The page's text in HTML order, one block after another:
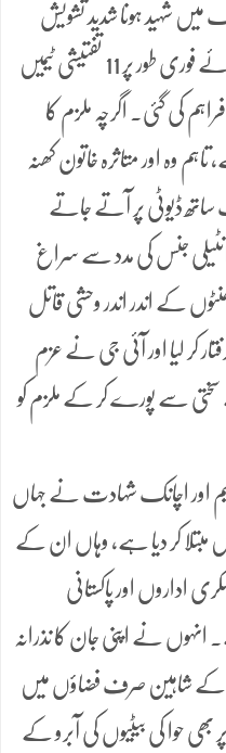
شہید ہونا شدید تشویش
ناک تھا۔ واقعے کی سنگینی کو دیکھتے ہوئے فوری طور پر 11 تفتیشی ٹیمیں
کی گئی۔ اگرچہ ملزم کا
وہ اور متاثرہ خاتون کھنہ
ڈیوٹی پر آتے جاتے
جنس کی مدد سے سراغ
ہوئے، واقعے کے محض 9 گھنٹوں کے اندر اندر وحشی قاتل
کر لیا اور آئی جی نے عزم
سختی سے پورے کر کے ملزم کو
اور اچانک شہادت نے جہاں
مبتلا کر دیا ہے، وہاں ان کے
اداروں اور پاکستانی
انہوں نے اپنی جان کا نذرانہ
کے شاہین صرف فضاؤں میں
حوا کی بیٹیوں کی آبرو کے